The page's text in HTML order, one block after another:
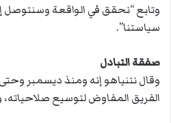
وتابع “نحقق في الواقعة وسنتوصل
سياستنا”.
صفقة التبادل
الفريق المفاوض لتوسيع